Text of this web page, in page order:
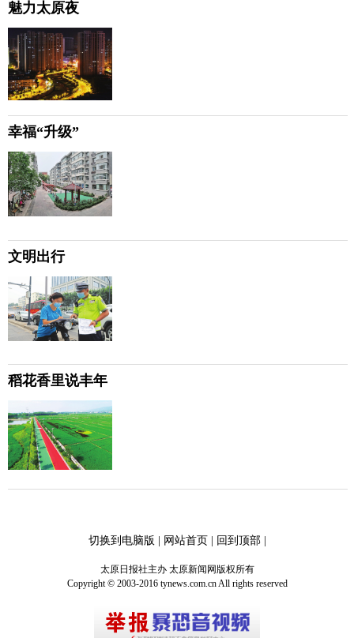
魅力太原夜
幸福“升级”
文明出行
稻花香里说丰年
切换到电脑版 | 网站首页| 回到顶部|
太原日报社主办 太原新闻网版权所有
Copyright © 2003-2016 tynews.com.cn All rights reserved